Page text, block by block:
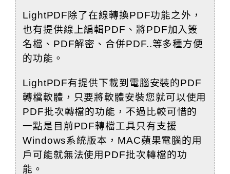
LightPDF除了在線轉換PDF功能之外，
也有提供線上編輯PDF、將PDF加入簽
名檔、PDF解密、合併PDF..等多種方便
的功能。
LightPDF有提供下載到電腦安裝的PDF
轉檔軟體，只要將軟體安裝您就可以使用
PDF批次轉檔的功能，不過比較可惜的
一點是目前PDF轉檔工具只有支援
Windows系統版本，MAC蘋果電腦的用
戶可能就無法使用PDF批次轉檔的功
能。